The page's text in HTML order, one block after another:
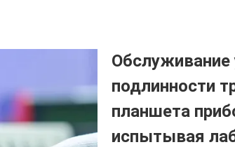
Обслуживание
подлинности
планшета
испытывая